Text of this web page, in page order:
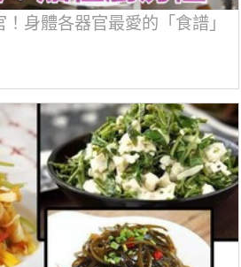
身體各器官最愛的「食譜」